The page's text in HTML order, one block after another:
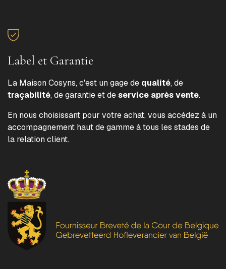
Label et Garantie
La Maison Cosyns, c'est un gage de qualité, de
traçabilité, de garantie et deservice après vente.
En nous choisissant pour votre achat, vous accédez à un
accompagnement haut de gamme à tous les stades de
la relation client.